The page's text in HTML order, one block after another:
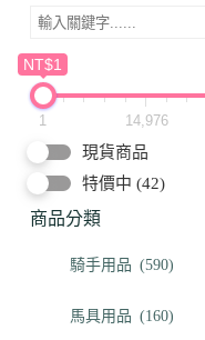
NT$1
1 14,976
現貨商品
特價中 (42)
商品分類
騎手用品 (590)
馬具用品 (160)